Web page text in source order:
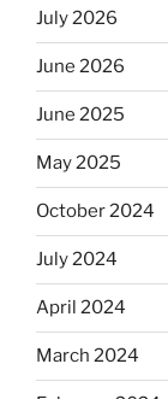
July 2026
June 2026
June 2025
May 2025
October 2024
July 2024
April 2024
March 2024